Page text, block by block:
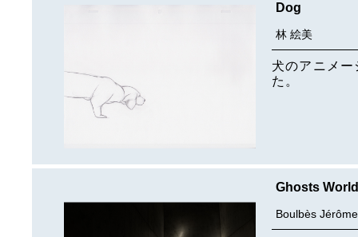
Dog
林 絵美
犬のアニメ
た。
Ghosts World
Boulbès Jérôme